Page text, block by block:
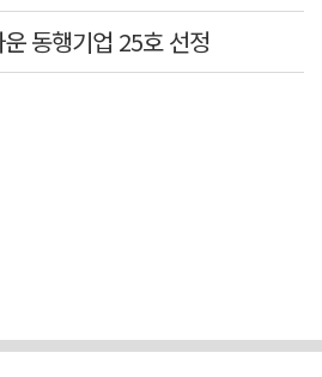
동행기업 25호 선정